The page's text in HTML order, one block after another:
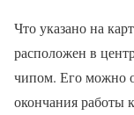
Что указано на
расположен в
чипом. Его можно
окончания работы